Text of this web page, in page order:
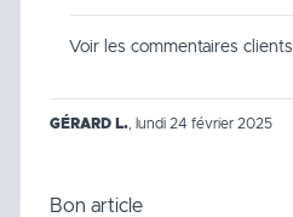
Voir les commentaires clients
GÉRARD L. lundi 24 février 2025
Bon article